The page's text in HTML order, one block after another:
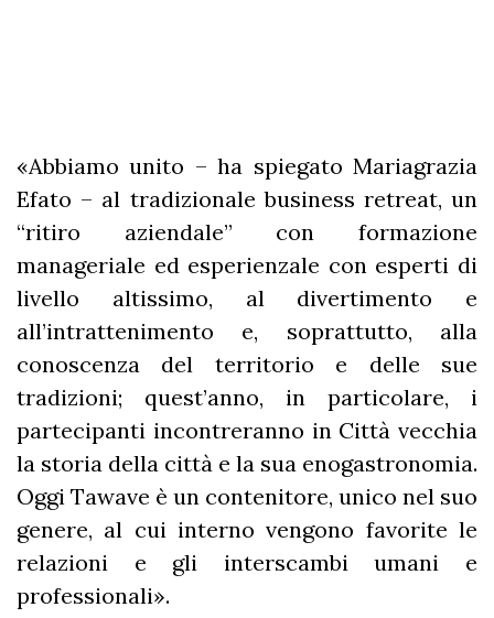
«Abbiamo unito – ha spiegato Mariagrazia
Efato – al tradizionale business retreat, un
“ritiro aziendale” con formazione
manageriale ed esperienzale con esperti di
livello altissimo, al divertimento e
all’intrattenimento e, soprattutto, alla
conoscenza del territorio e delle sue
tradizioni; quest’anno, in particolare, i
partecipanti incontreranno in Città vecchia
la storia della città e la sua enogastronomia.
Oggi Tawave è un contenitore, unico nel suo
genere, al cui interno vengono favorite le
relazioni e gli interscambi umani e
professionali».